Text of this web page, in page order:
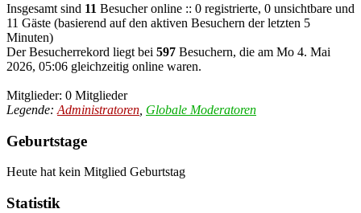
Insgesamt sind 11 Besucher online :: 0 registrierte, 0 unsichtbare und
11 Gäste (basierend auf den aktiven Besuchern der letzten 5
Minuten)
Der Besucherrekord liegt bei 597 Besuchern, die am Mo 4. Mai
2026, 05:06 gleichzeitig online waren.
Mitglieder: 0 Mitglieder
Legende: Administratoren Globale Moderatoren
Geburtstage
Heute hat kein Mitglied Geburtstag
Statistik